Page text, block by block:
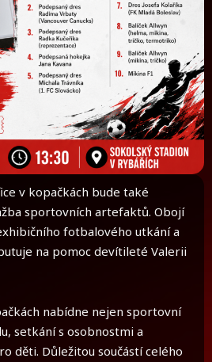
v kopačkách bude také
sportovních artefaktů. Obojí
fotbalového utkání a
na pomoc devítileté Valerii
nabídne nejen sportovní
setkání s osobnostmi a
děti. Důležitou součástí celého